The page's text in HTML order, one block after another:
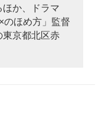
か、ドラマ
のほめ方」監督
東京都北区赤